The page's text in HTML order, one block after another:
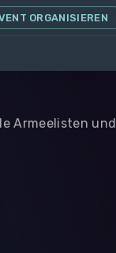
ORGANISIEREN
Armeelisten und